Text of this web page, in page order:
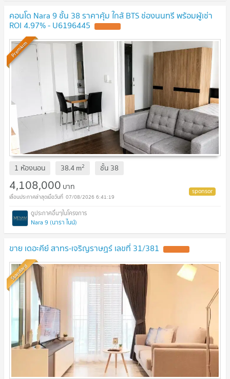
คอนโด Nara 9 ชั้น 38 ราคาคุ้ม ใกล้ BTS ช่องนนทรี พร้อมผู้เช่า
ROI 4.97% - U6196445
Premium
1 ห้องนอน 38.4m2 ชั้น 38
4,108,000 บาท
07/08/2026 6:41:19
Nara 9 (นารา ไนน์)
ขาย เดอะคีย์ สาทร-เจริญราษฏร์ เลขที่ 31/381
Standard